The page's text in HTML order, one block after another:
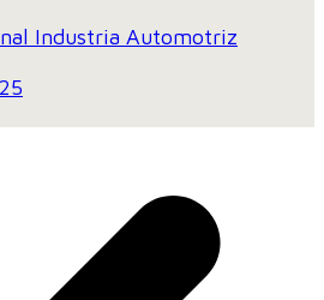
Industria Automotriz